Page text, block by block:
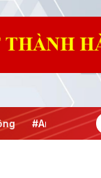
#An ninh năng lượng